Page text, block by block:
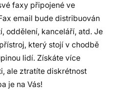
faxy připojené ve
email bude distribuován
oddělení, kanceláří, atd. Je
který stojí v chodbě
lidí. Získáte více
ale ztratíte diskrétnost
je na Vás!